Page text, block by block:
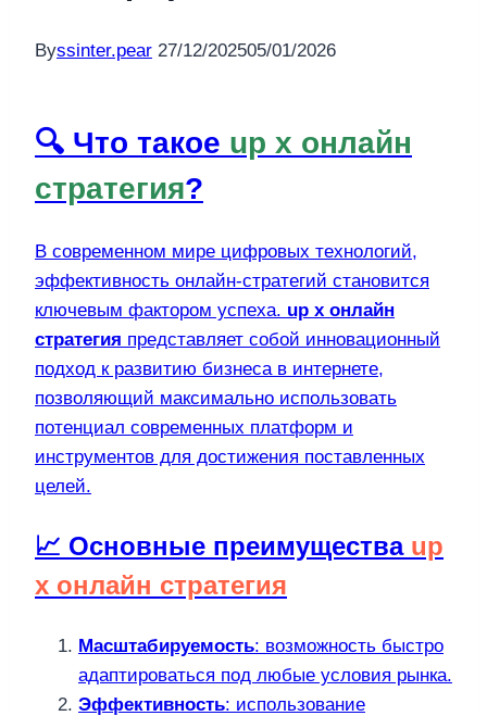
Byssinter.pear 27/12/202505/01/2026
🔍 Что такое up x онлайн
стратегия?
В современном мире цифровых технологий,
эффективность онлайн-стратегий становится
ключевым фактором успеха. up x онлайн
стратегия представляет собой инновационный
подход к развитию бизнеса в интернете,
позволяющий максимально использовать
потенциал современных платформ и
инструментов для достижения поставленных
целей.
📈 Основные преимущества up
x онлайн стратегия
Масштабируемость: возможность быстро
адаптироваться под любые условия рынка.
Эффективность: использование